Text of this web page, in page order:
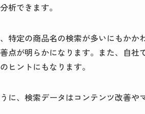
析できます。
特定の商品名の検索が多いにもか
点が明らかになります。また、自
ヒントにもなります。
に、検索データはコンテンツ改善や